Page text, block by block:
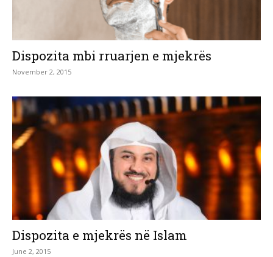
Dispozita mbi rruarjen e mjekrës
November 2, 2015
Dispozita e mjekrës në Islam
June 2, 2015